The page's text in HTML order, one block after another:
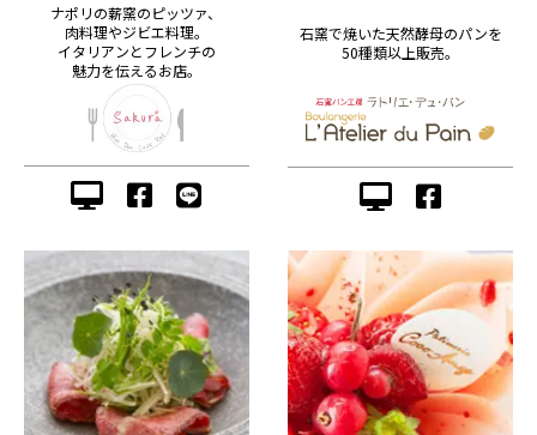
ナポリの薪窯のピッツァ、
肉料理やジビエ料理。
イタリアンとフレンチの
魅力を伝えるお店。
石窯で焼いた天然酵母のパンを
50種類以上販売。